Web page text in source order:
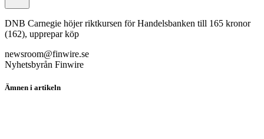
DNB Carnegie höjer riktkursen för Handelsbanken till 165 kronor
(162), upprepar köp
newsroom@finwire.se
Nyhetsbyrån Finwire
Ämnen i artikeln